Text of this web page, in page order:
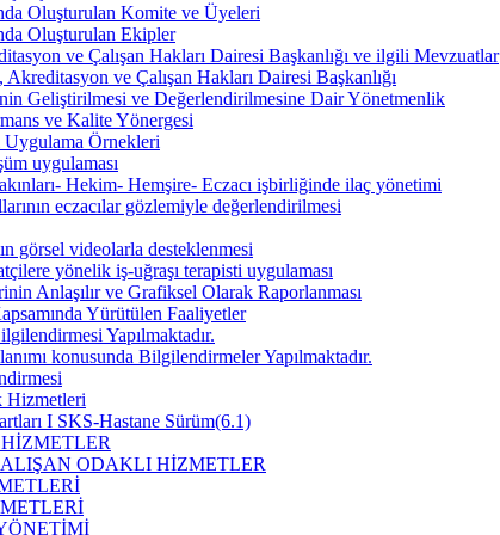
Oluşturulan Komite ve Üyeleri
Oluşturulan Ekipler
ve Çalışan Hakları Dairesi Başkanlığı ve ilgili Mevzuatlar
Akreditasyon ve Çalışan Hakları Dairesi Başkanlığı
Geliştirilmesi ve Değerlendirilmesine Dair Yönetmenlik
ve Kalite Yönergesi
Uygulama Örnekleri
uygulaması
Hekim- Hemşire- Eczacı işbirliğinde ilaç yönetimi
eczacılar gözlemiyle değerlendirilmesi
görsel videolarla desteklenmesi
yönelik iş-uğraşı terapisti uygulaması
Anlaşılır ve Grafiksel Olarak Raporlanması
Yürütülen Faaliyetler
Yapılmaktadır.
konusunda Bilgilendirmeler Yapılmaktadır.
Hizmetleri
I SKS-Hastane Sürüm(6.1)
ODAKLI HİZMETLER